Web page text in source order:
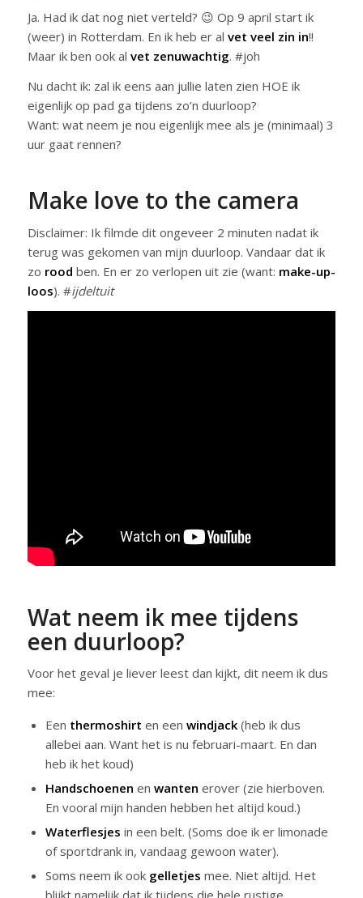
Ja. Had ik dat nog niet verteld? 😉 Op 9 april start ik
(weer) in Rotterdam. En ik heb er al vet veel zin in!!
Maar ik ben ook al vet zenuwachtig. #joh
Nu dacht ik: zal ik eens aan jullie laten zien HOE ik
eigenlijk op pad ga tijdens zo’n duurloop?
Want: wat neem je nou eigenlijk mee als je (minimaal) 3
uur gaat rennen?
Make love to the camera
Disclaimer: Ik filmde dit ongeveer 2 minuten nadat ik
terug was gekomen van mijn duurloop. Vandaar dat ik
zo rood ben. En er zo verlopen uit zie (want: make-up-
loos). #ijdeltuit
Wat neem ik mee tijdens
een duurloop?
Voor het geval je liever leest dan kijkt, dit neem ik dus
mee:
Een thermoshirt en een windjack(heb ik dus
allebei aan. Want het is nu februari-maart. En dan
heb ik het koud)
Handschoenen en wanten erover (zie hierboven.
En vooral mijn handen hebben het altijd koud.)
Waterflesjes in een belt. (Soms doe ik er limonade
of sportdrank in, vandaag gewoon water).
Soms neem ik ook gelletjes mee. Niet altijd. Het
blijkt namelijk dat ik tijdens die hele rustige